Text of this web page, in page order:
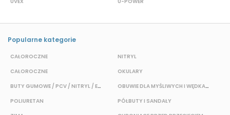
Popularne kategorie
CAŁOROCZNE
CAŁOROCZNE
BUTY GUMOWE / PCV / NITRYL / EVA
POLIURETAN
NITRYL
OKULARY
OBUWIE DLA MYŚLIWYCH I WĘDKARZY
PÓŁBUTY I SANDAŁY